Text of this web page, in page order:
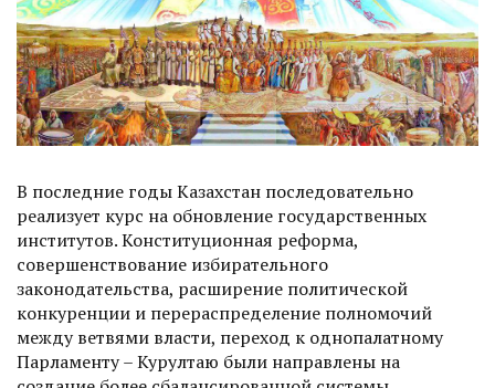
В последние годы Казахстан последовательно
реализует курс на обновление государственных
институтов. Конституционная реформа,
совершенствование избирательного
законодательства, расширение политической
конкуренции и перераспределение полномочий
между ветвями власти, переход к однопалатному
Парламенту – Курултаю были направлены на